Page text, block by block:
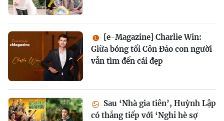
[e-Magazine] Charlie Win:
Giữa bóng tối Côn Đảo con người
vẫn tìm đến cái đẹp
Sau ‘Nhà gia tiên’, Huỳnh Lập
có thắng tiếp với ‘Nghỉ hè sợ